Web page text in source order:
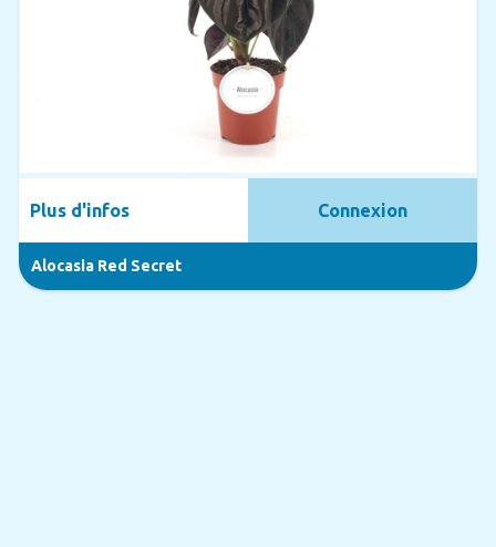
Alocasia Red Secret
Plus d'infos Connexion